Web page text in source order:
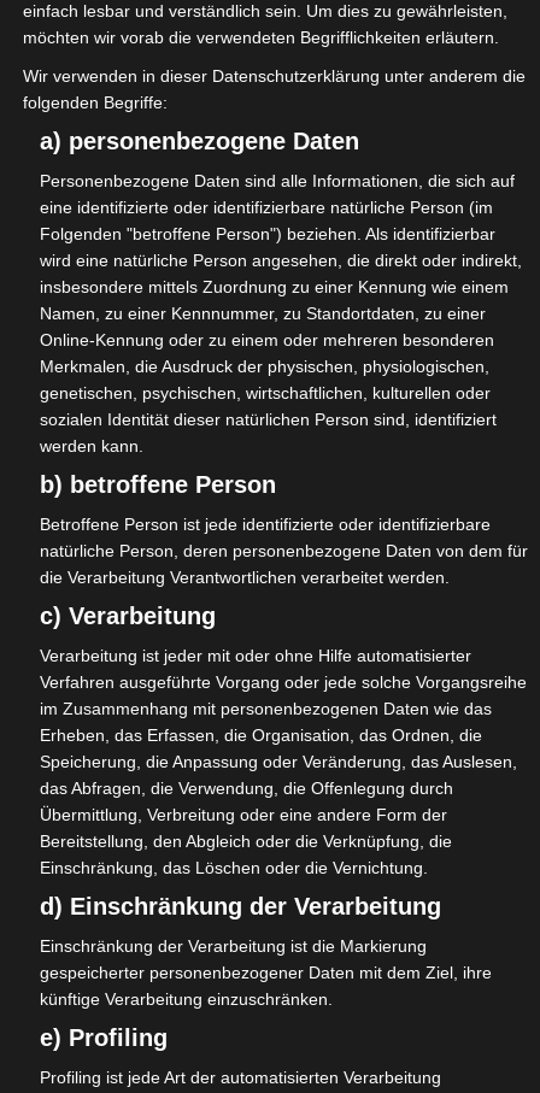
Die Vielfältigkeit Hamborns wird weiterhin deutlich durch
angeschlossener Nutzung erneuerbarer Energien, den
Naturkostladen NATURA sowie zwei weiteren
Einzelhandelsgeschäften, das Café Alte Schule, das
Altenwerk mit großem Pflegebereich, die Reha-Klinik, eine
Vollholzschreinerei, eine Zweiradwerkstatt,
Gemüsegärtnerei, Reitstall, Obsthof mit Staudengärtnerei,
die Medienwerkstatt (Fa. Daruf, deutscher Auslandsdienst
für Rundfunk und Fernsehen), den Verlag Ch. Möllmann als
Buchverlag, die Demeter-Imkerei (sabienenimkerei.de),
sowie vielen weiteren Betrieben und Initiativen mehr.
Patient*innen der Reha-Klinik sind ebenso
Bewohner*innen auf Zeit wie Dozierende, Lernende,
Praktikant*innen und Mitarbeitende aus
anthroposophischen Netzwerken. Diese Gruppen
verbindet, dass sie noch nicht, nicht mehr oder für eine
Weile nicht am klassischen Mobilitätskonzept des
individuellen KFZ-Verkehrs teilhaben können oder wollen.
Die Versorgung des Dorfes mit ÖPNV ist aktuell und
absehbar deutlich unzureichend, insbesondere in den
Abend-, Nacht- und frühen Morgenstunden sowie an
Wochenenden und Feiertagen. Da aber die 500 hier
ansässigen und arbeitenden Einwohner*innen Schloss
Hamborns darauf angewiesen sind mobil zu sein für
Nahversorgung, Kultur, Pflege von Freundschaften im
Umfeld sowie Zugang zum Regional- und Fernverkehr sind
innovative Mobilitätskonzepte ein wesentlicher Punkt
nachhaltiger und zukunftsorientierter Dorfentwicklung.
Wir sehen zudem Synergieeffekte von Mobilität,
Umweltschutz und praktizierter Nachbarschafthilfe, sodass
wir darauf hinwirken, ausgehend von Mobilitätsfragen
Effekte im gemeinschaftlichen Miteinander
intergenerationellem Dialog zu erzielen.
Das soll auf folgendem Weg erreicht werden:
einfach lesbar und verständlich sein. Um dies zu gewährleisten,
möchten wir vorab die verwendeten Begrifflichkeiten erläutern.
Wir verwenden in dieser Datenschutzerklärung unter anderem die
folgenden Begriffe:
a) personenbezogene Daten
Personenbezogene Daten sind alle Informationen, die sich auf
eine identifizierte oder identifizierbare natürliche Person (im
Folgenden "betroffene Person") beziehen. Als identifizierbar
wird eine natürliche Person angesehen, die direkt oder indirekt,
insbesondere mittels Zuordnung zu einer Kennung wie einem
Namen, zu einer Kennnummer, zu Standortdaten, zu einer
Online-Kennung oder zu einem oder mehreren besonderen
Merkmalen, die Ausdruck der physischen, physiologischen,
genetischen, psychischen, wirtschaftlichen, kulturellen oder
sozialen Identität dieser natürlichen Person sind, identifiziert
werden kann.
b) betroffene Person
Betroffene Person ist jede identifizierte oder identifizierbare
natürliche Person, deren personenbezogene Daten von dem für
die Verarbeitung Verantwortlichen verarbeitet werden.
c) Verarbeitung
Verarbeitung ist jeder mit oder ohne Hilfe automatisierter
Verfahren ausgeführte Vorgang oder jede solche Vorgangsreihe
im Zusammenhang mit personenbezogenen Daten wie das
Erheben, das Erfassen, die Organisation, das Ordnen, die
Speicherung, die Anpassung oder Veränderung, das Auslesen,
das Abfragen, die Verwendung, die Offenlegung durch
Übermittlung, Verbreitung oder eine andere Form der
Bereitstellung, den Abgleich oder die Verknüpfung, die
Einschränkung, das Löschen oder die Vernichtung.
d) Einschränkung der Verarbeitung
Einschränkung der Verarbeitung ist die Markierung
gespeicherter personenbezogener Daten mit dem Ziel, ihre
künftige Verarbeitung einzuschränken.
e) Profiling
Profiling ist jede Art der automatisierten Verarbeitung